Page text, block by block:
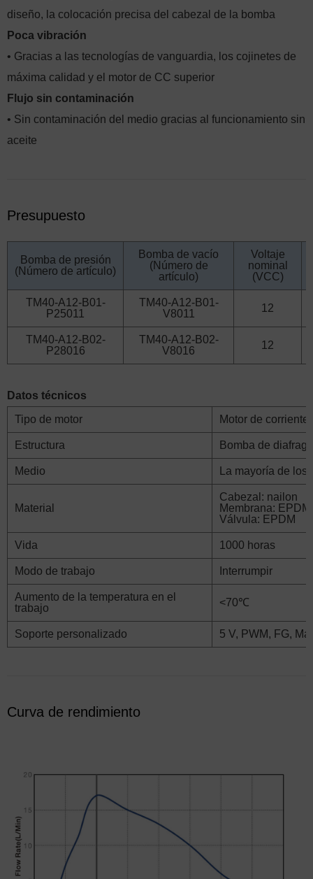
diseño, la colocación precisa del cabezal de la bomba
Poca vibración
• Gracias a las tecnologías de vanguardia, los cojinetes de
máxima calidad y el motor de CC superior
Flujo sin contaminación
• Sin contaminación del medio gracias al funcionamiento sin
aceite
Presupuesto
Bomba de presión
(Número de artículo)
Bomba de vacío
(Número de
artículo)
Voltaje
nominal
(VCC)
TM40-A12-B01-
P25011
TM40-A12-B01-
V8011
12
TM40-A12-B02-
P28016
TM40-A12-B02-
V8016
12
Datos técnicos
Tipo de motor
Motor de corriente
Estructura Bomba de
Medio La mayoría de los
Material
Cabezal: nailon
Membrana: EPDM
Válvula: EPDM
Vida 1000 horas
Modo de trabajo Interrumpir
Aumento de la temperatura en el
trabajo
<70℃
Soporte personalizado 5 V, PWM, FG,
Curva de rendimiento